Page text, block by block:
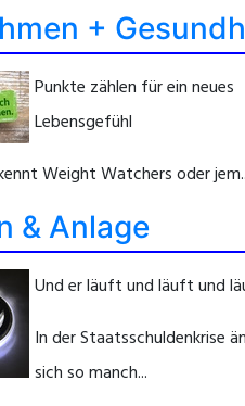
+
Punkte zählen für ein neues
Lebensgefühl
Weight Watchers oder
& Anlage
Und er läuft und läuft und
In der Staatsschuldenkrise
sich so manch...